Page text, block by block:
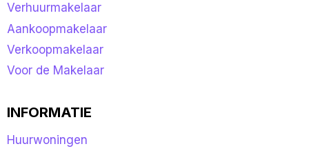
Verhuurmakelaar
Aankoopmakelaar
Verkoopmakelaar
Voor de Makelaar
INFORMATIE
Huurwoningen